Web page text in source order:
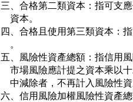
三、合格第二類資本：指可支
    資本。
四、合格且使用第三類資本：
    。
五、風險性資產總額：指信用
市場風險應計提之資本乘以
中減除者，不再計入風險性資
六、信用風險加權風險性資產